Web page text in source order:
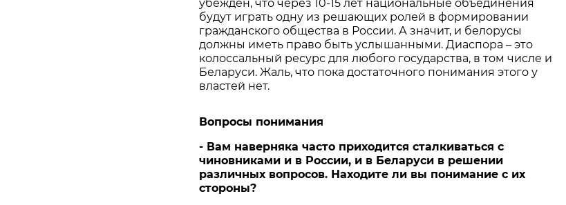
убежден, что через 10-15 лет национальные объединения
будут играть одну из решающих ролей в формировании
гражданского общества в России. А значит, и белорусы
должны иметь право быть услышанными. Диаспора – это
колоссальный ресурс для любого государства, в том числе и
Беларуси. Жаль, что пока достаточного понимания этого у
властей нет.
Вопросы понимания
- Вам наверняка часто приходится сталкиваться с
чиновниками и в России, и в Беларуси в решении
различных вопросов. Находите ли вы понимание с их
стороны?